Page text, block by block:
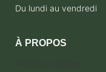
Du lundi au vendredi
À PROPOS